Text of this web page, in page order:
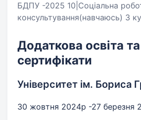
БДПУ -2025 10|Соціальна
консультування(навчаюсь) 3
Додаткова освіта та
сертифікати
Університет ім. Бориса
30 жовтня 2024р -27 березня